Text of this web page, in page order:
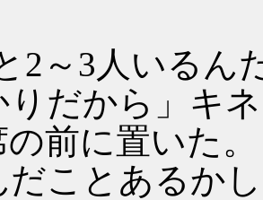
2～3人いる
りだから」キ
の前に置いた
だことあるか